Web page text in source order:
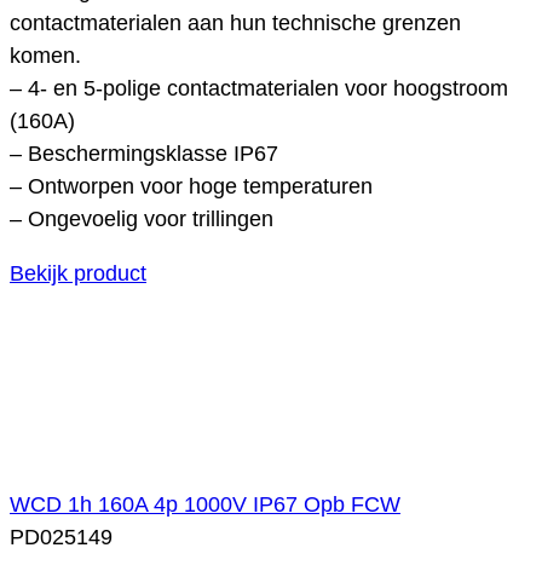
contactmaterialen aan hun technische grenzen
komen.
– 4- en 5-polige contactmaterialen voor hoogstroom
(160A)
– Beschermingsklasse IP67
– Ontworpen voor hoge temperaturen
– Ongevoelig voor trillingen
Bekijk product
WCD 1h 160A 4p 1000V IP67 Opb FCW
PD025149